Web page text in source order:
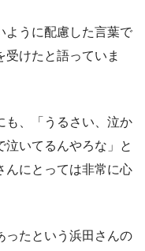
ように配慮した言葉で
けたと語っていま
も、「うるさい、泣か
いてるんやろな」と
んにとっては非常に心
ったという浜田さんの